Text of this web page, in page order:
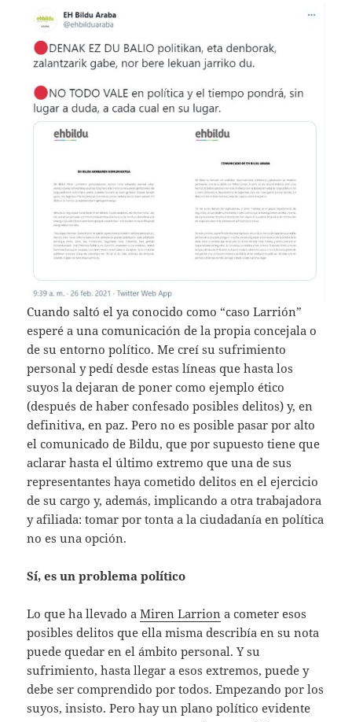
Cuando saltó el ya conocido como “caso Larrión”
esperé a una comunicación de la propia concejala o
de su entorno político. Me creí su sufrimiento
personal y pedí desde estas líneas que hasta los
suyos la dejaran de poner como ejemplo ético
(después de haber confesado posibles delitos) y, en
definitiva, en paz. Pero no es posible pasar por alto
el comunicado de Bildu, que por supuesto tiene que
aclarar hasta el último extremo que una de sus
representantes haya cometido delitos en el ejercicio
de su cargo y, además, implicando a otra trabajadora
y afiliada: tomar por tonta a la ciudadanía en política
no es una opción.
Sí, es un problema político
Lo que ha llevado aMiren Larrion a cometer esos
posibles delitos que ella misma describía en su nota
puede quedar en el ámbito personal. Y su
sufrimiento, hasta llegar a esos extremos, puede y
debe ser comprendido por todos. Empezando por los
suyos, insisto. Pero hay un plano político evidente